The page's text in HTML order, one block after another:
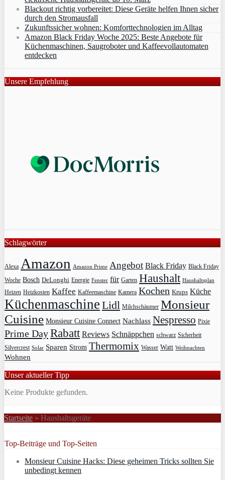
Blackout richtig vorbereitet: Diese Geräte helfen Ihnen sicher
durch den Stromausfall
Zukunftssicher wohnen: Komforttechnologien im Alltag
Amazon Black Friday Woche 2025: Beste Angebote für
Küchenmaschinen, Saugroboter und Kaffeevollautomaten
entdecken
Unsere Empfehlung
Schlagwörter
Alexa Amazon Amazon Prime Angebot Black Friday Black Friday
Woche Bosch DeLonghi Energie Fenster für Garten Haushalt Haushaltsplan
Heizen Heizkosten Kaffee Kaffeemaschine Kamera Kochen Krups Küche
Küchenmaschine Lidl Milchschäumer Monsieur
Cuisine Monsieur Cuisine Connect Nachlass Nespresso Pixie
Prime DayRabatt Reviews Schnäppchen schwarz Sicherheit
Silvercrest Solar Sparen Strom Thermomix Wasser Watt Weihnachten
Wohnen
Unser aktueller Tipp
Keine Produkte gefunden.
Startseite » Haushaltsgeräte
Top-Beiträge und Top-Seiten
Monsieur Cuisine Hacks: Diese geheimen Tricks sollten Sie
unbedingt kennen